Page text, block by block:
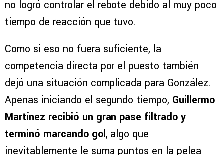
no logró controlar el rebote debido al muy poco
tiempo de reacción que tuvo.
Como si eso no fuera suficiente, la
competencia directa por el puesto también
dejó una situación complicada para González.
Apenas iniciando el segundo tiempo, Guillermo
Martínez recibió un gran pase filtrado y
terminó marcando gol, algo que
inevitablemente le suma puntos en la pelea